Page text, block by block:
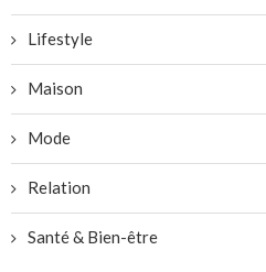
Lifestyle
Maison
Mode
Relation
Santé & Bien-être